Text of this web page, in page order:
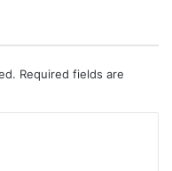
Required fields are